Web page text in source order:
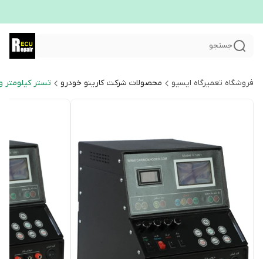
جستجو
فروشگاه تعمیرگاه ایسیو محصولات شرکت کارینو خودرو تستر کیلومتر